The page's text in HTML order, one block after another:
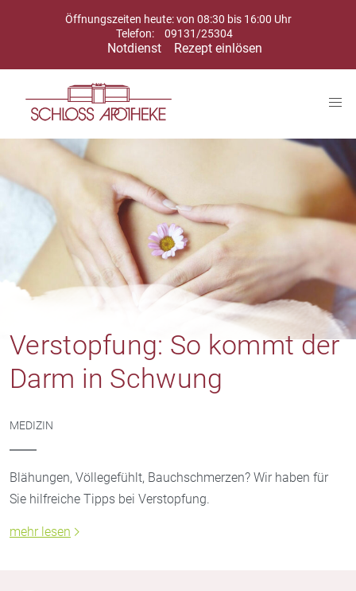
Öffnungszeiten heute: von 08:30 bis 16:00 Uhr
Telefon:
09131/25304
Notdienst Rezept einlösen
Verstopfung: So kommt der
Darm in Schwung
MEDIZIN
Blähungen, Völlegefühlt, Bauchschmerzen? Wir haben für
Sie hilfreiche Tipps bei Verstopfung.
mehr lesen